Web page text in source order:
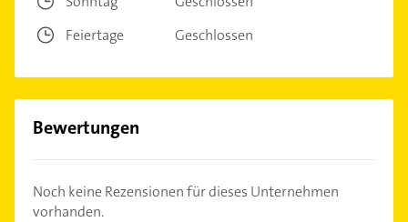
Feiertage
Geschlossen
Bewertungen
Noch keine Rezensionen für dieses Unternehmen
vorhanden.